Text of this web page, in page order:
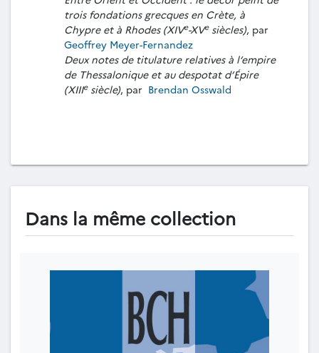
trois fondations grecques en Crète, à
Chypre et à Rhodes (XIVe-XVesiècles), par
Geoffrey Meyer-Fernandez
Deux notes de titulature relatives à l’empire
de Thessalonique et au despotat d’Épire
(XIIIesiècle), par Brendan Osswald
Dans la même collection